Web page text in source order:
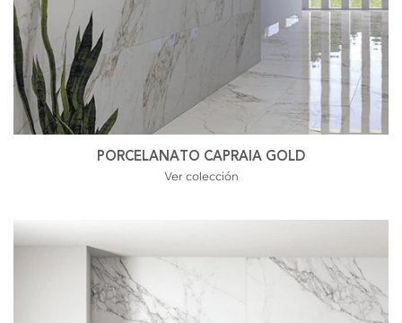
PORCELANATO CAPRAIA GOLD
Ver colección